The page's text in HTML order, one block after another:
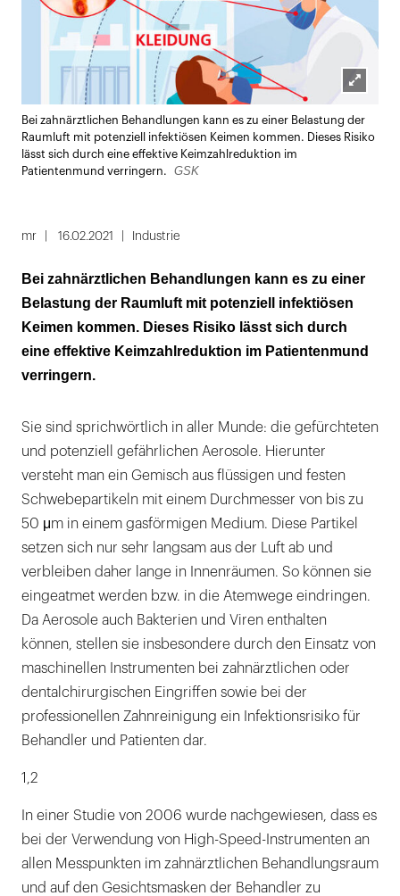
öffnen
Bei zahnärztlichen Behandlungen kann es zu einer Belastung der
Raumluft mit potenziell infektiösen Keimen kommen. Dieses Risiko
lässt sich durch eine effektive Keimzahlreduktion im
Patientenmund verringern.
GSK
mr 16.02.2021 Industrie
Bei zahnärztlichen Behandlungen kann es zu einer
Belastung der Raumluft mit potenziell infektiösen
Keimen kommen. Dieses Risiko lässt sich durch
eine effektive Keimzahlreduktion im Patientenmund
verringern.
Sie sind sprichwörtlich in aller Munde: die gefürchteten
und potenziell gefährlichen Aerosole. Hierunter
versteht man ein Gemisch aus flüssigen und festen
Schwebepartikeln mit einem Durchmesser von bis zu
50 μm in einem gasförmigen Medium. Diese Partikel
setzen sich nur sehr langsam aus der Luft ab und
verbleiben daher lange in Innenräumen. So können sie
eingeatmet werden bzw. in die Atemwege eindringen.
Da Aerosole auch Bakterien und Viren enthalten
können, stellen sie insbesondere durch den Einsatz von
maschinellen Instrumenten bei zahnärztlichen oder
dentalchirurgischen Eingriffen sowie bei der
professionellen Zahnreinigung ein Infektionsrisiko für
Behandler und Patienten dar.
1,2
In einer Studie von 2006 wurde nachgewiesen, dass es
bei der Verwendung von High-Speed-Instrumenten an
allen Messpunkten im zahnärztlichen Behandlungsraum
und auf den Gesichtsmasken der Behandler zu